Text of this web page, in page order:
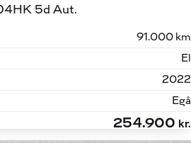
5d Aut.
91.000 km
El
2022
Egå
254.900 kr.